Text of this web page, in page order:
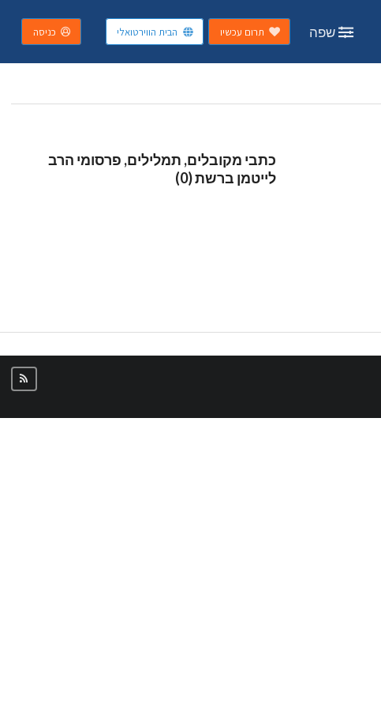
שפה תרום עכשיו הבית הווירטואלי כניסה
כתבי מקובלים, תמלילים, פרסומי הרב
לייטמן ברשת (0)